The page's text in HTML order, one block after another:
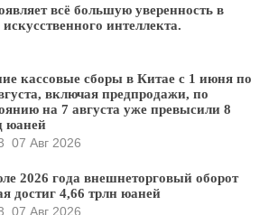
всё большую уверенность в
интеллекта.
кассовые сборы в Китае с 1 июня по
включая предпродажи, по
на 7 августа уже превысили 8
юаней
07 Авг 2026
2026 года внешнеторговый оборот
достиг 4,66 трлн юаней
07 Авг 2026